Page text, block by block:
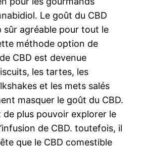
Le goût du CBD
sûr agréable pour tout le
méthode option de
CBD est devenue
les tartes, les
et les mets salés
masquer le goût du CBD.
plus pouvoir explorer le
de CBD. toutefois, il
que le CBD comestible